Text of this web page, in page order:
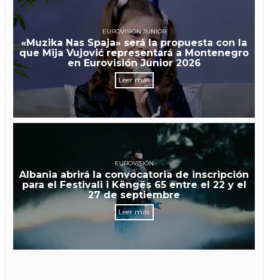
EUROVISIÓN JUNIOR
«Muzika Nas Spaja» será la propuesta con la
que Mija Vujović representará a Montenegro
en Eurovisión Junior 2026
Leer más
EUROVISIÓN
Albania abrirá la convocatoria de inscripción
para el Festivali i Këngës 65 entre el 22 y el
27 de septiembre
Leer más